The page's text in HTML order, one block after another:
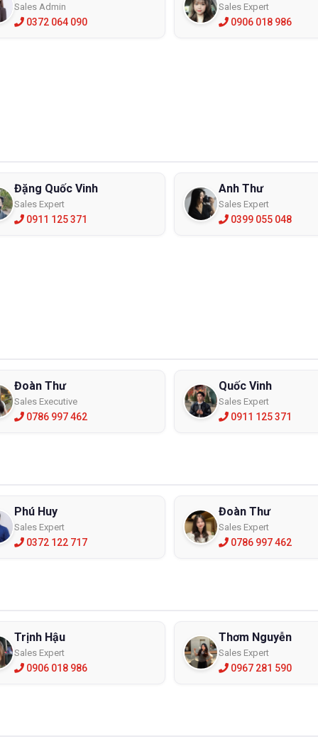
Sales Admin
0372 064 090
Sales Expert
0906 018 986
Đặng Quốc Vinh
Sales Expert
0911 125 371
Anh Thư
Sales Expert
0399 055 048
Đoàn Thư
Sales Executive
0786 997 462
Quốc Vinh
Sales Expert
0911 125 371
Phú Huy
Sales Expert
0372 122 717
Đoàn Thư
Sales Expert
0786 997 462
Trịnh Hậu
Sales Expert
0906 018 986
Thơm Nguyễn
Sales Expert
0967 281 590